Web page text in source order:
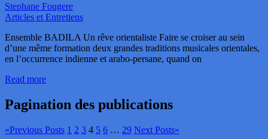
Stephane Fougere
Articles et Entretiens
Ensemble BADILA Un rêve orientaliste Faire se croiser au sein
d’une même formation deux grandes traditions musicales orientales,
en l’occurrence indienne et arabo-persane, quand on
Read more
Pagination des publications
«Previous Posts 1 2 3 4 5 6 … 29 Next Posts»